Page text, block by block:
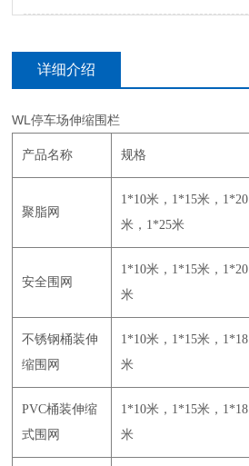
详细介绍
WL停车场伸缩围栏
产品名称 规格
聚脂网
1*10米，1*15米，1*20
米，1*25米
安全围网
1*10米，1*15米，1*20
米
不锈钢桶装伸
缩围网
1*10米，1*15米，1*18
米
PVC桶装伸缩
式围网
1*10米，1*15米，1*18
米